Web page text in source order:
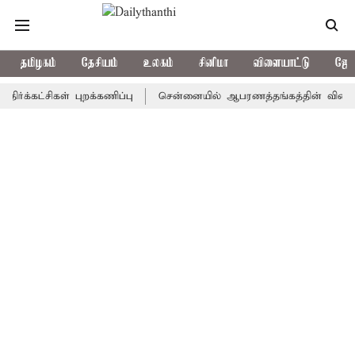
தமிழகம் தேசியம் உலகம் சினிமா விளையாட்டு
புறக்கணிப்பு சென்னையில் ஆபரணத்தங்கத்தின் விலை